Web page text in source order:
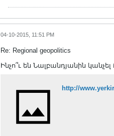
04-10-2015, 11:51 PM
Re: Regional geopolitics
Ինչո՞ւ են Նալբանդյանին
http://